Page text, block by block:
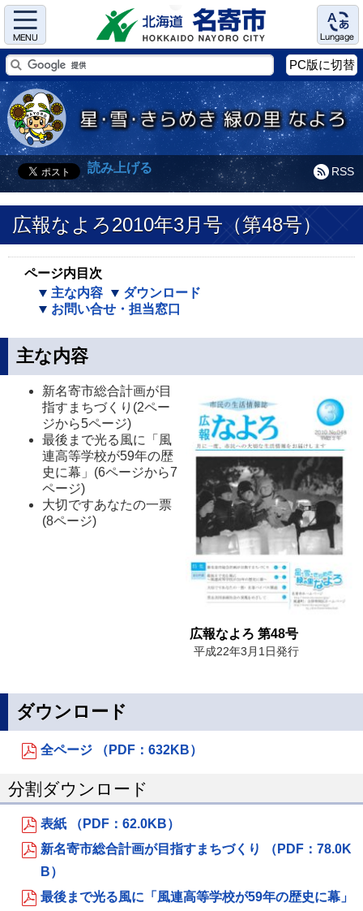
Menu Language
PC版に切替
RSS
読み上げる
広報なよろ2010年3月号（第48号）
ページ内目次
主な内容
ダウンロード
お問い合せ・担当窓口
主な内容
広報なよろ 第48号
平成22年3月1日発行
新名寄市総合計画が目
指すまちづくり(2ペー
ジから5ページ)
最後まで光る風に「風
連高等学校が59年の歴
史に幕」(6ページから7
ページ)
大切ですあなたの一票
(8ページ)
ダウンロード
全ページ （PDF：632KB）
分割ダウンロード
表紙 （PDF：62.0KB）
新名寄市総合計画が目指すまちづくり （PDF：78.0K
B）
最後まで光る風に「風連高等学校が59年の歴史に幕」